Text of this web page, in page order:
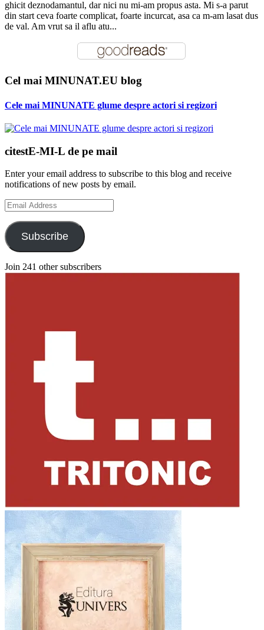
ghicit deznodamantul, dar nici nu mi-am propus asta. Mi s-a parut
din start ceva foarte complicat, foarte incurcat, asa ca m-am lasat dus
de val. Am vrut sa il aflu atu...
Cel mai MINUNAT.EU blog
Cele mai MINUNATE glume despre actori si regizori
citestE-MI-L de pe mail
Enter your email address to subscribe to this blog and receive
notifications of new posts by email.
Email
Address
Subscribe
Join 241 other subscribers